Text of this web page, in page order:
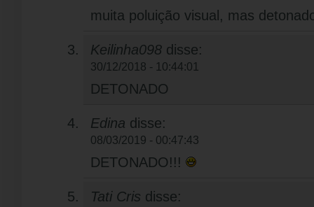
muita poluição visual, mas
Keilinha098 disse:
30/12/2018 - 10:44:01
DETONADO
Edina disse:
08/03/2019 - 00:47:43
DETONADO!!!
Tati Cris disse: